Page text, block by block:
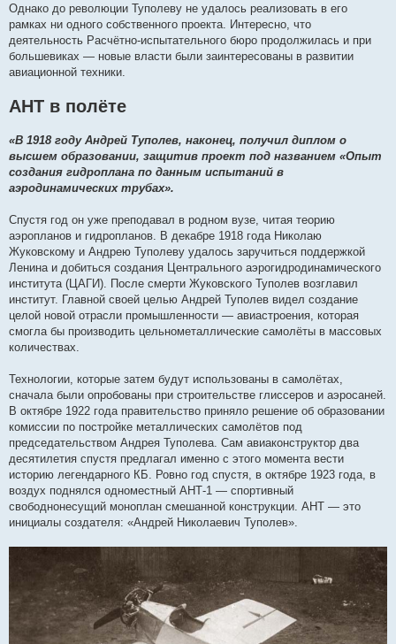
Однако до революции Туполеву не удалось реализовать в его
рамках ни одного собственного проекта. Интересно, что
деятельность Расчётно-испытательного бюро продолжилась и при
большевиках — новые власти были заинтересованы в развитии
авиационной техники.
АНТ в полёте
«В 1918 году Андрей Туполев, наконец, получил диплом о
высшем образовании, защитив проект под названием «Опыт
создания гидроплана по данным испытаний в
аэродинамических трубах».
Спустя год он уже преподавал в родном вузе, читая теорию
аэропланов и гидропланов. В декабре 1918 года Николаю
Жуковскому и Андрею Туполеву удалось заручиться поддержкой
Ленина и добиться создания Центрального аэрогидродинамического
института (ЦАГИ). После смерти Жуковского Туполев возглавил
институт. Главной своей целью Андрей Туполев видел создание
целой новой отрасли промышленности — авиастроения, которая
смогла бы производить цельнометаллические самолёты в массовых
количествах.
Технологии, которые затем будут использованы в самолётах,
сначала были опробованы при строительстве глиссеров и аэросаней.
В октябре 1922 года правительство приняло решение об образовании
комиссии по постройке металлических самолётов под
председательством Андрея Туполева. Сам авиаконструктор два
десятилетия спустя предлагал именно с этого момента вести
историю легендарного КБ. Ровно год спустя, в октябре 1923 года, в
воздух поднялся одноместный АНТ-1 — спортивный
свободнонесущий моноплан смешанной конструкции. АНТ — это
инициалы создателя: «Андрей Николаевич Туполев».